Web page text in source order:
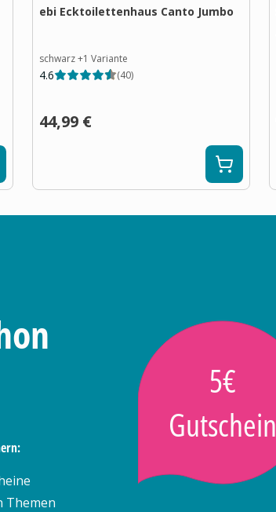
ebi Ecktoilettenhaus Canto Jumbo
schwarz+1 Variante
4.6 (40)
44,99 €
Themen
5€
Gutschein